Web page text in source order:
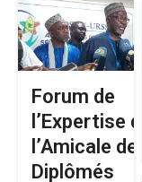
Forum de
l’Expertise de
l’Amicale des
Diplômés